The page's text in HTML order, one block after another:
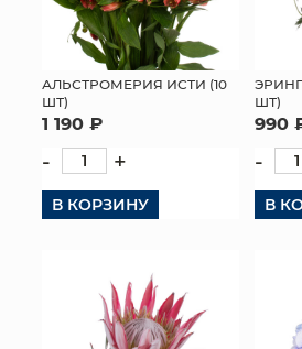
АЛЬСТРОМЕРИЯ ИСТИ (10
ШТ)
1 190 ₽
- +
В КОРЗИНУ
ШТ)
990
-
В